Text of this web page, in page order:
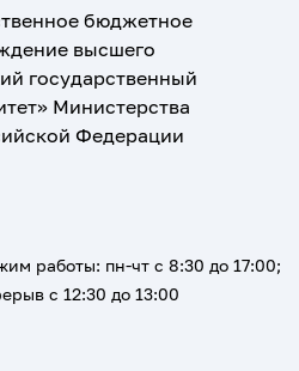
бюджетное
высшего
государственный
Министерства
Федерации
работы: пн-чт с 8:30 до 17:00;
с 12:30 до 13:00